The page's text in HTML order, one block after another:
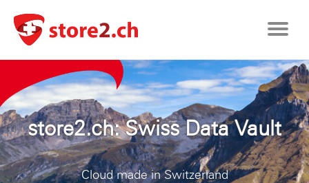
Toggle
store2.ch: Swiss Data Vault
Cloud made in Switzerland